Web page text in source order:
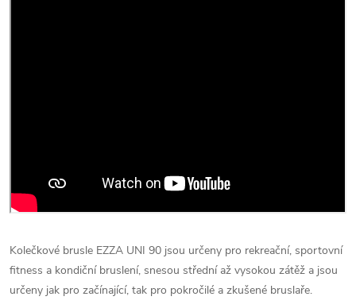
Kolečkové brusle EZZA UNI 90 jsou určeny pro rekreační, sportovní
fitness a kondiční bruslení, snesou střední až vysokou zátěž a jsou
určeny jak pro začínající, tak pro pokročilé a zkušené bruslaře.